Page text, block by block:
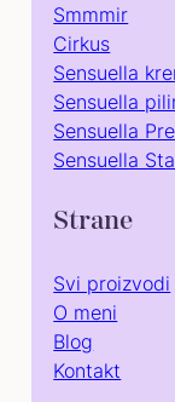
Smmmir
Cirkus
Sensuella
Sensuella
Sensuella
Sensuella
Strane
Svi proizvodi
O meni
Blog
Kontakt